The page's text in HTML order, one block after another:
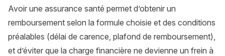
Avoir une assurance santé permet d’obtenir un
remboursement selon la formule choisie et des conditions
préalables (délai de carence, plafond de remboursement),
et d’éviter que la charge financière ne devienne un frein à